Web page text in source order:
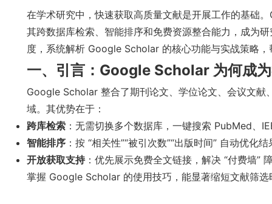
在学术研究中，快速获取高质量文献是开展工作的基础
其跨数据库检索、智能排序和免费资源整合能力，成为
度，系统解析 Google Scholar 的核心功能与实战策略
一、引言：Google Scholar 为何成
Google Scholar 整合了期刊论文、学位论文、会议文献
域。其优势在于：
跨库检索 ：无需切换多个数据库，一键搜索 PubMed、
智能排序 ：按 “相关性”“被引次数”“出版时间” 自动优化
开放获取支持：优先展示免费全文链接，解决 “付费墙”
掌握 Google Scholar 的使用技巧，能显著缩短文献筛